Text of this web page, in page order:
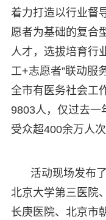
着力打造以行业督
愿者为基础的复合
人才，选拔培育行
工+志愿者”联动服
全市有医务社会工
9803人，仅过去一
受众超400余万人次
活动现场发布
北京大学第三医院
长庚医院、北京市